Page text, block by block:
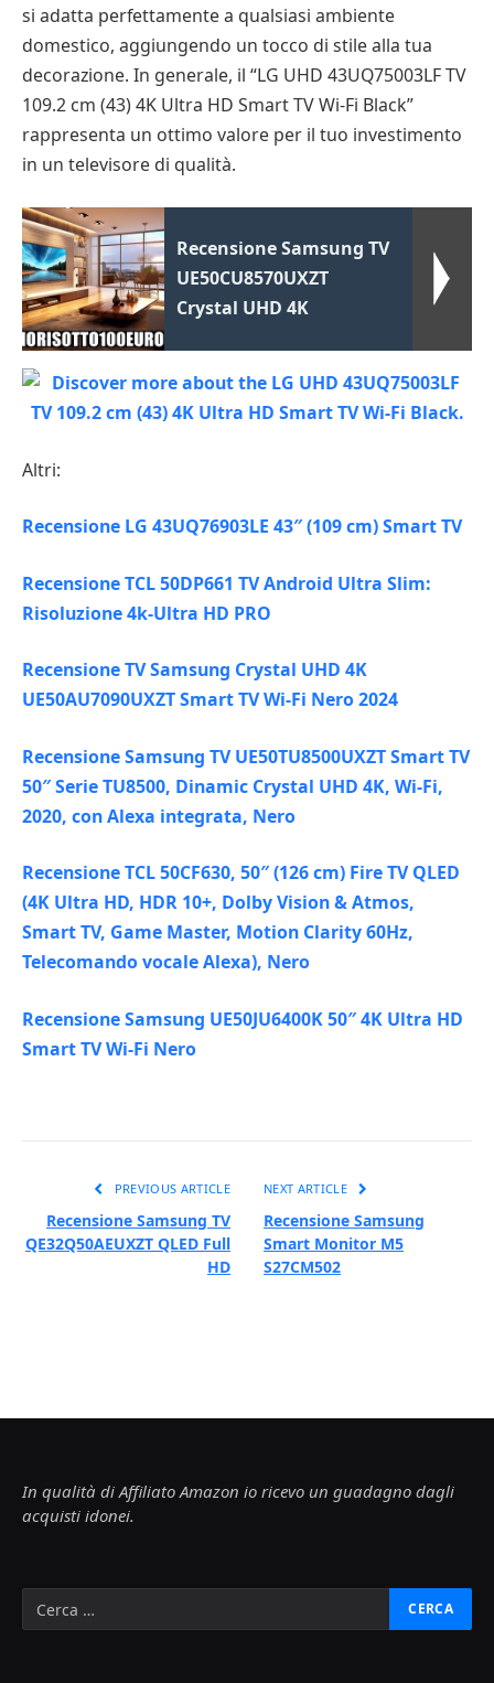
si adatta perfettamente a qualsiasi ambiente
domestico, aggiungendo un tocco di stile alla tua
decorazione. In generale, il “LG UHD 43UQ75003LF TV
109.2 cm (43) 4K Ultra HD Smart TV Wi-Fi Black”
rappresenta un ottimo valore per il tuo investimento
in un televisore di qualità.
Recensione Samsung TV
UE50CU8570UXZT
Crystal UHD 4K
Altri:
Recensione LG 43UQ76903LE 43″ (109 cm) Smart TV
Recensione TCL 50DP661 TV Android Ultra Slim:
Risoluzione 4k-Ultra HD PRO
Recensione TV Samsung Crystal UHD 4K
UE50AU7090UXZT Smart TV Wi-Fi Nero 2024
Recensione Samsung TV UE50TU8500UXZT Smart TV
50″ Serie TU8500, Dinamic Crystal UHD 4K, Wi-Fi,
2020, con Alexa integrata, Nero
Recensione TCL 50CF630, 50″ (126 cm) Fire TV QLED
(4K Ultra HD, HDR 10+, Dolby Vision & Atmos,
Smart TV, Game Master, Motion Clarity 60Hz,
Telecomando vocale Alexa), Nero
Recensione Samsung UE50JU6400K 50″ 4K Ultra HD
Smart TV Wi-Fi Nero
PREVIOUS ARTICLE
Recensione Samsung TV
QE32Q50AEUXZT QLED Full
HD
NEXT ARTICLE
Recensione Samsung
Smart Monitor M5
S27CM502
In qualità di Affiliato Amazon io ricevo un guadagno dagli
acquisti idonei.